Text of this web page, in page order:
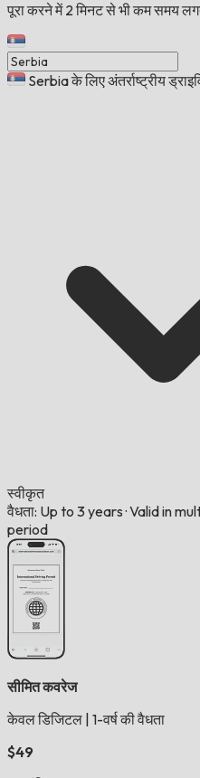
पूरा करने में 2 मिनट से भी कम समय
Serbia के लिए अंतर्राष्ट्रीय
स्वीकृत
वैधता: Up to 3 years ·Valid in
period
सीमित कवरेज
केवल डिजिटल 1-वर्ष की वैधता
$49